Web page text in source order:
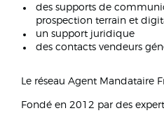
des supports de
prospection terrain et
un support juridique
des contacts vendeurs
Le réseau Agent Mandataire
Fondé en 2012 par des